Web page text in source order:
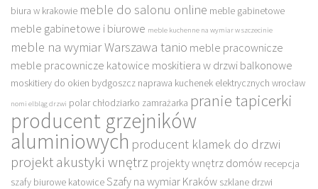
biura w krakowie meble do salonu online meble gabinetowe
meble gabinetowe i biurowe meble kuchenne na wymiar w szczecinie
meble na wymiar Warszawa tanio meble pracownicze
meble pracownicze katowice moskitiera w drzwi balkonowe
moskitiery do okien bydgoszcz naprawa kuchenek elektrycznych wrocław
nomi elbląg drzwi polar chłodziarko zamrażarka pranie tapicerki
producent grzejników
aluminiowych producent klamek do drzwi
projekt akustyki wnętrz projekty wnętrz domów recepcja
szafy biurowe katowiceSzafy na wymiar Kraków szklane drzwi